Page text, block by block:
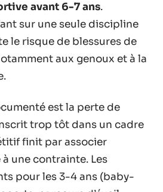
avant 6-7 ans.
sur une seule discipline
le risque de blessures de
aux genoux et à la
est la perte de
trop tôt dans un cadre
finit par associer
une contrainte. Les
pour les 3-4 ans (baby-